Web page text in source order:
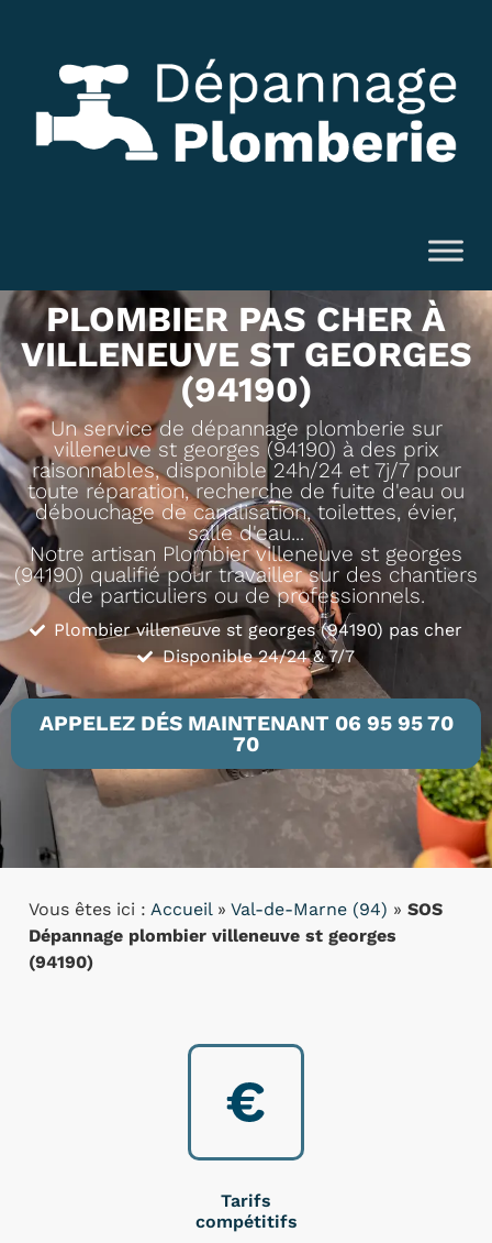
PLOMBIER PAS CHER À
VILLENEUVE ST GEORGES
(94190)
Un service de dépannage plomberie sur
villeneuve st georges (94190) à des prix
raisonnables, disponible 24h/24 et 7j/7 pour
toute réparation, recherche de fuite d'eau ou
débouchage de canalisation, toilettes, évier,
salle d'eau...
Notre artisan Plombier villeneuve st georges
(94190) qualifié pour travailler sur des chantiers
de particuliers ou de professionnels.
Plombier villeneuve st georges (94190) pas cher
Disponible 24/24 & 7/7
APPELEZ DÉS MAINTENANT 06 95 95 70
70
Vous êtes ici : Accueil» Val-de-Marne (94) » SOS
Dépannage plombier villeneuve st georges
(94190)
Tarifs
compétitifs